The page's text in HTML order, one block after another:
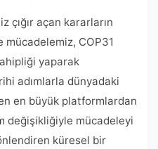
çığır açan kararların
mücadelemiz, COP31
yaparak
adımlarla dünyadaki
en büyük platformlardan
değişikliğiyle mücadeleyi
küresel bir